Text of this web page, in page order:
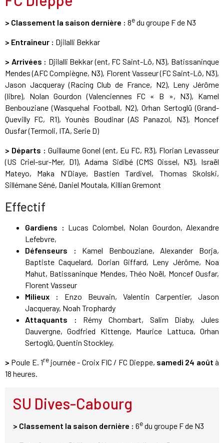
> Classement la saison dernière : 8edu groupe F de N3
> Entraîneur : Djilalli Bekkar
> Arrivées : Djilalli Bekkar (ent, FC Saint-Lô, N3), Batissaninque
Mendes (AFC Compiègne, N3), Florent Vasseur (FC Saint-Lô, N3),
Jason Jacqueray (Racing Club de France, N2), Leny Jérôme
(libre), Nolan Gourdon (Valenciennes FC « B », N3), Kamel
Benbouziane (Wasquehal Football, N2), Orhan Sertoglü (Grand-
Quevilly FC, R1), Younès Boudinar (AS Panazol, N3), Moncef
Ousfar (Termoli, ITA, Serie D)
> Départs : Guillaume Gonel (ent, Eu FC, R3), Florian Levasseur
(US Criel-sur-Mer, D1), Adama Sidibé (CMS Oissel, N3), Israël
Mateyo, Maka N'Diaye, Bastien Tardivel, Thomas Skolski,
Sillémane Séné, Daniel Moutala, Killian Gremont
Effectif
Gardiens : Lucas Colombel, Nolan Gourdon, Alexandre
Lefebvre,
Défenseurs : Kamel Benbouziane, Alexander Borja,
Baptiste Caquelard, Dorian Giffard, Leny Jérôme, Noa
Mahut, Batissaninque Mendes, Théo Noël, Moncef Ousfar,
Florent Vasseur
Milieux :
Enzo Beuvain, Valentin Carpentier, Jason
Jacqueray, Noah Trophardy
Attaquants : Rémy Chombart, Salim Diaby, Jules
Dauvergne, Godfried Kittenge, Maurice Lattuca, Orhan
Sertoglü, Quentin Stockley,
> Poule E. 1rejournée - Croix FIC / FC Dieppe, samedi 24 août à
18 heures.
SU Dives-Cabourg
> Classement la saison dernière : 6edu groupe F de N3